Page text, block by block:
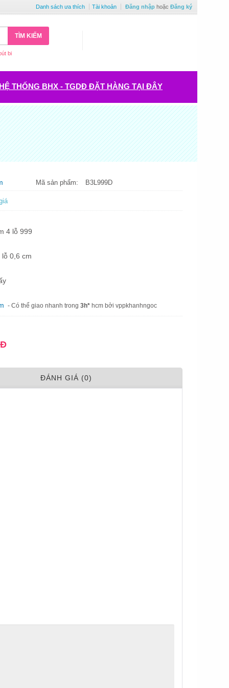
Danh sách ưa thích Tài khoản Đăng nhập hoặc Đăng ký
TÌM KIẾM
bi
HỆ THỐNG BHX - TGDĐ ĐẶT HÀNG TẠI ĐÂY
Mã sản phẩm: B3L999D
4 lỗ 999
0,6 cm
- Có thể giao nhanh trong 3h* hcm bởi vppkhanhngoc
ÐÁNH GIÁ (0)